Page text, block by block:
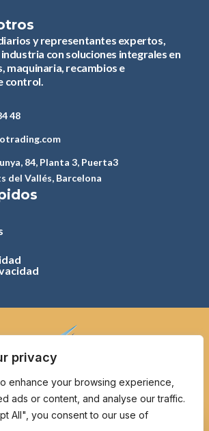
privacy
enhance your browsing experience,
ads or content, and analyse our traffic.
All", you consent to our use of
y representantes expertos,
con soluciones integrales en
maquinaria, recambios e
control.
48
84, Planta 3, Puerta3
del Vallés, Barcelona
2025 – Sidelco Trading / Maquinaria y
las industrias de los trefilados metálicos del
y acepto la